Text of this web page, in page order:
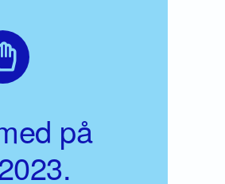
som Medlem
på